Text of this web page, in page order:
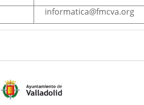
informatica@fmcva.org